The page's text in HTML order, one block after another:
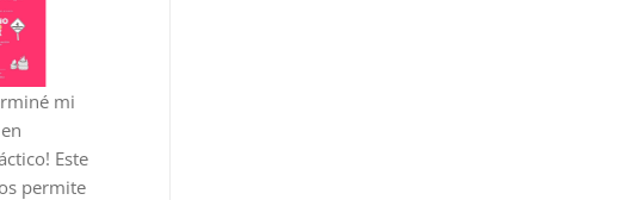
mi
Este
permite